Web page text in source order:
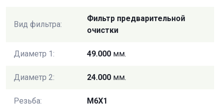
Вид фильтра:
Фильтр предварительной
очистки
Диаметр 1: 49.000 мм.
Диаметр 2: 24.000 мм.
Резьба: M6X1